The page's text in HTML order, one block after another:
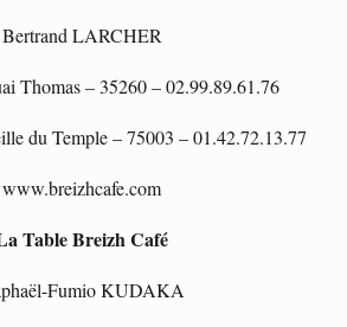
Bertrand LARCHER
Thomas – 35260 – 02.99.89.61.76
du Temple – 75003 – 01.42.72.13.77
www.breizhcafe.com
Table Breizh Café
Fumio KUDAKA